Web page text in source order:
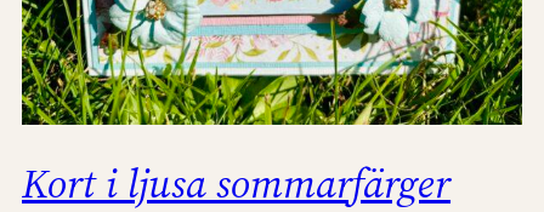
Kort i ljusa sommarfärger